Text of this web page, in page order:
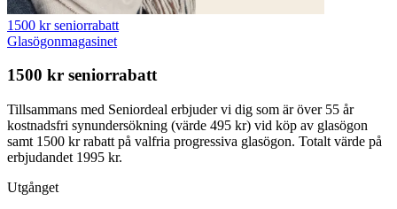
1500 kr seniorrabatt
Glasögonmagasinet
1500 kr seniorrabatt
Tillsammans med Seniordeal erbjuder vi dig som är över 55 år
kostnadsfri synundersökning (värde 495 kr) vid köp av glasögon
samt 1500 kr rabatt på valfria progressiva glasögon. Totalt värde på
erbjudandet 1995 kr.
Utgånget